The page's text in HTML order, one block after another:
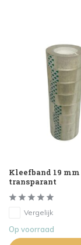
Kleefband 19 mm
transparant
Vergelijk
Op voorraad